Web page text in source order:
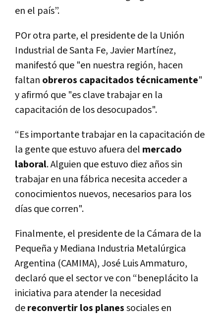
en el país”.
POr otra parte, el presidente de la Unión
Industrial de Santa Fe, Javier Martínez,
manifestó que "en nuestra región, hacen
faltan obreros capacitados técnicamente"
y afirmó que "es clave trabajar en la
capacitación de los desocupados".
“Es importante trabajar en la capacitación de
la gente que estuvo afuera del mercado
laboral. Alguien que estuvo diez años sin
trabajar en una fábrica necesita acceder a
conocimientos nuevos, necesarios para los
días que corren".
Finalmente, el presidente de la Cámara de la
Pequeña y Mediana Industria Metalúrgica
Argentina (CAMIMA), José Luis Ammaturo,
declaró que el sector ve con “beneplácito la
iniciativa para atender la necesidad
dereconvertir los planessociales en